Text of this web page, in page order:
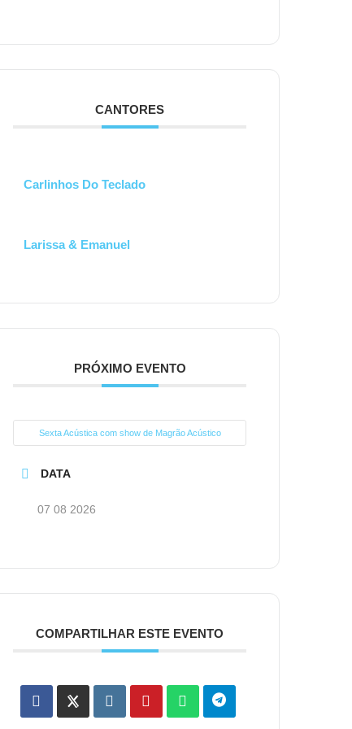
CANTORES
Carlinhos Do Teclado
Larissa & Emanuel
PRÓXIMO EVENTO
Sexta Acústica com show de Magrão Acústico
DATA
07 08 2026
COMPARTILHAR ESTE EVENTO